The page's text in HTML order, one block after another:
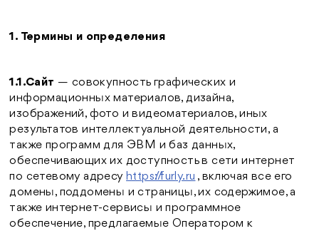
1. Термины и определения
1.1.Сайт — совокупность графических и
информационных материалов, дизайна,
изображений, фото и видеоматериалов, иных
результатов интеллектуальной деятельности, а
также программ для ЭВМ и баз данных,
обеспечивающих их доступность в сети интернет
по сетевому адресу https://furly.ru , включая все его
домены, поддомены и страницы, их содержимое, а
также интернет-сервисы и программное
обеспечение, предлагаемые Оператором к